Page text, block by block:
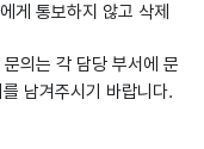
게 통보하지 않고 삭제
의는 각 담당 부서에 문
남겨주시기 바랍니다.